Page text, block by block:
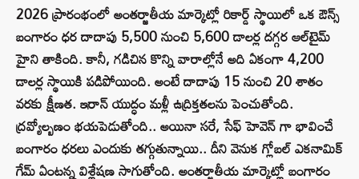
2026 ప్రారంభంలో అంతర్జాతీయ మార్కెట్లో రికార్డ్ స్థాయిలో ఒక ఔన్స్
బంగారం ధర దాదాపు 5,500 నుంచి 5,600 డాలర్ల దగ్గర ఆల్‌టైమ్
హైని తాకింది. కానీ, గడిచిన కొన్ని వారాల్లోనే అది ఏకంగా 4,200
డాలర్ల స్థాయికి పడిపోయింది. అంటే దాదాపు 15 నుంచి 20 శాతం
వరకు క్షీణత. ఇరాన్‌ యుద్ధం మళ్లీ ఉద్రిక్తతలను పెంచుతోంది.
ద్రవ్యోల్బణం భయపెడుతోంది.. అయినా సరే, సేఫ్ హెవెన్ గా భావించే
బంగారం ధరలు ఎందుకు తగ్గుతున్నాయి.. దీని వెనుక గ్లోబల్ ఎకనామిక్
గేమ్ ఏంటన్న విశ్లేషణ సాగుతోంది. అంతర్జాతీయ మార్కెట్లో బంగారం